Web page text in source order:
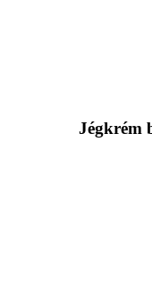
Jégkrém